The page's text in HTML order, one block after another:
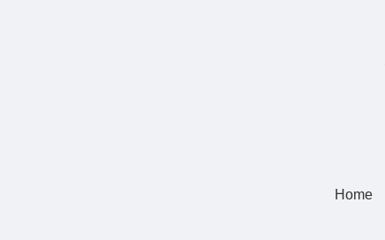
Home